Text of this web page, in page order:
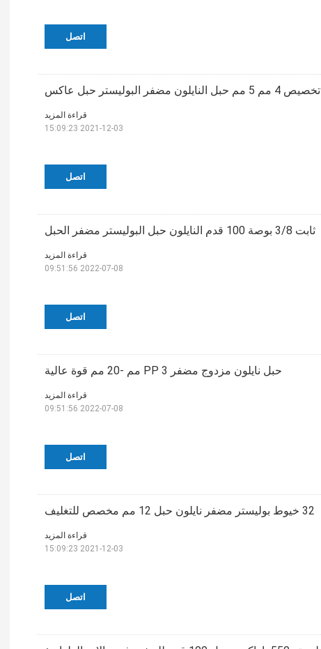
اتصل
تخصيص 4 مم 5 مم حبل النايلون مضفر البوليستر حبل عاكس
اتصل
قراءة المزيد
2021-12-03 15:09:23
ثابت 3/8 بوصة 100 قدم النايلون حبل البوليستر مضفر الحبل
اتصل
قراءة المزيد
2022-07-08 09:51:56
حبل نايلون مزدوج مضفر PP 3 مم -20 مم قوة عالية
اتصل
قراءة المزيد
2022-07-08 09:51:56
32 خيوط بوليستر مضفر نايلون حبل 12 مم مخصص للتغليف
اتصل
قراءة المزيد
2021-12-03 15:09:23